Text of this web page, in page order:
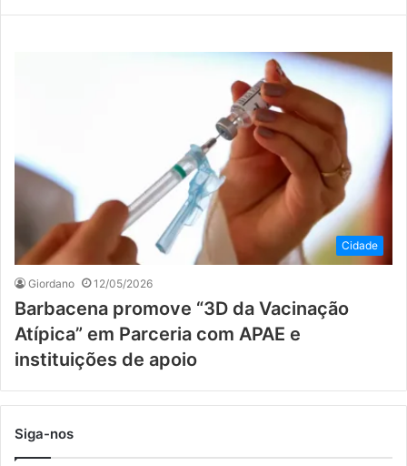
Cidade
Giordano 12/05/2026
Barbacena promove “3D da Vacinação
Atípica” em Parceria com APAE e
instituições de apoio
Siga-nos